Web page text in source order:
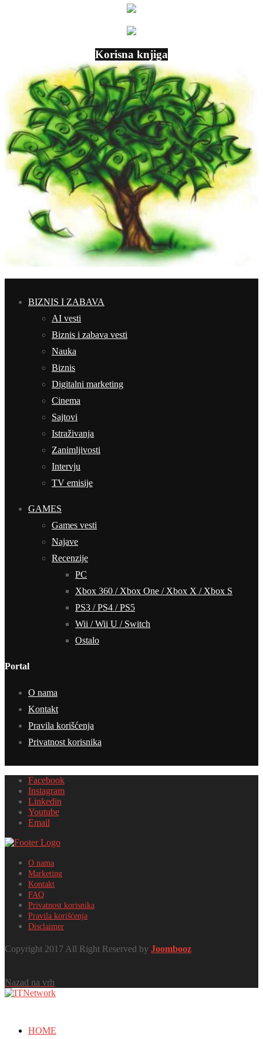
Korisna knjiga
BIZNIS I ZABAVA
AI vesti
Biznis i zabava vesti
Nauka
Biznis
Digitalni marketing
Cinema
Sajtovi
Istraživanja
Zanimljivosti
Intervju
TV emisije
GAMES
Games vesti
Najave
Recenzije
PC
Xbox 360 / Xbox One / Xbox X / Xbox S
PS3 / PS4 / PS5
Wii / Wii U / Switch
Ostalo
Portal
O nama
Kontakt
Pravila korišćenja
Privatnost korisnika
Facebook
Instagram
Linkedin
Youtube
Email
O nama
Marketing
Kontakt
FAQ
Privatnost korisnika
Pravila korišćenja
Disclaimer
Copyright 2017 All Right Reserved by Joombooz
Nazad na vrh
HOME